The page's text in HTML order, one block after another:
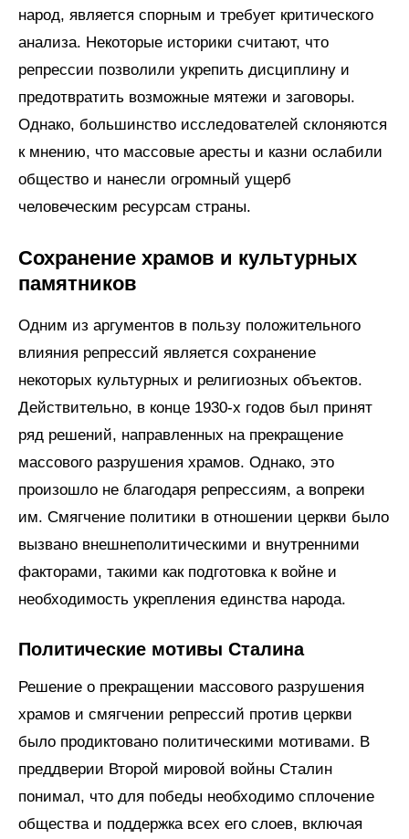
народ, является спорным и требует критического
анализа. Некоторые историки считают, что
репрессии позволили укрепить дисциплину и
предотвратить возможные мятежи и заговоры.
Однако, большинство исследователей склоняются
к мнению, что массовые аресты и казни ослабили
общество и нанесли огромный ущерб
человеческим ресурсам страны.
Сохранение храмов и культурных
памятников
Одним из аргументов в пользу положительного
влияния репрессий является сохранение
некоторых культурных и религиозных объектов.
Действительно, в конце 1930-х годов был принят
ряд решений, направленных на прекращение
массового разрушения храмов. Однако, это
произошло не благодаря репрессиям, а вопреки
им. Смягчение политики в отношении церкви было
вызвано внешнеполитическими и внутренними
факторами, такими как подготовка к войне и
необходимость укрепления единства народа.
Политические мотивы Сталина
Решение о прекращении массового разрушения
храмов и смягчении репрессий против церкви
было продиктовано политическими мотивами. В
преддверии Второй мировой войны Сталин
понимал, что для победы необходимо сплочение
общества и поддержка всех его слоев, включая